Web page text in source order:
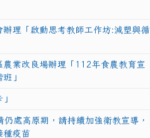
辦理「啟動思考教師工作坊:減塑與循
農業改良場辦理「112年食農教育宣
」
處高原期，請持續加強衛教宣導，
種疫苗